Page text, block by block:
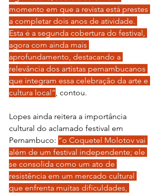
momento em que a revista está prestes
a completar dois anos de atividade.
Esta é a segunda cobertura do festival,
agora com ainda mais
aprofundamento, destacando a
relevância dos artistas pernambucanos
que integram essa celebração da arte e
cultura local” , contou.
Lopes ainda reitera a importância
cultural do aclamado festival em
Pernambuco: “o Coquetel Molotov vai
além de um festival independente; ele
se consolida como um ato de
resistência em um mercado cultural
que enfrenta muitas dificuldades,